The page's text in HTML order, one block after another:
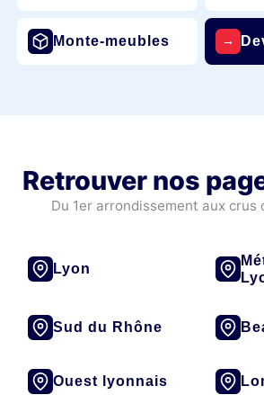
Monte-meubles →
Retrouver nos
Du 1er arrondissement aux crus
Lyon
Sud du Rhône
Ouest lyonnais